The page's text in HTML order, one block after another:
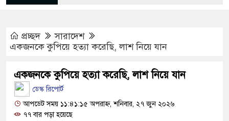
অমায়িক ব্যবহার পান, জানালেন নারী
প্রচ্ছদ
সারাদেশ
একজনকে কুপিয়ে হত্যা করেছি, লাশ নিয়ে যান
একজনকে কুপিয়ে হত্যা করেছি, লাশ নিয়ে যান
ডেস্ক রিপোর্ট
আপডেট সময় ১১:৪১:১৫ অপরাহ্ন, শনিবার, ২৭ জুন ২০২৬
৭৭ বার পড়া হয়েছে